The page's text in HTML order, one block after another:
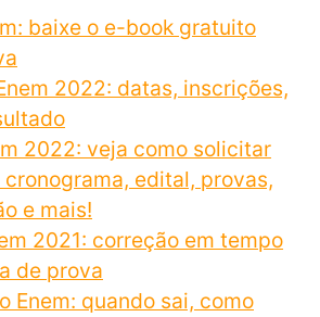
baixe o e-book gratuito
2022: datas, inscrições,
2022: veja como solicitar
cronograma, edital, provas,
e mais!
2021: correção em tempo
de prova
Enem: quando sai, como